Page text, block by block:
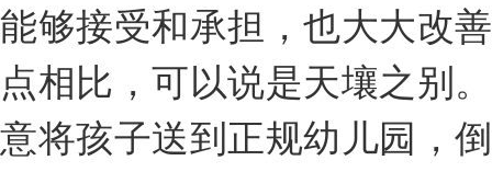
能够接受和承担，也大大改
点相比，可以说是天壤之别
意将孩子送到正规幼儿园，